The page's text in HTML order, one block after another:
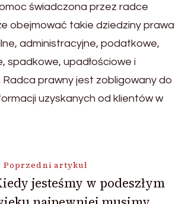
świadczona przez radce
obejmować takie dziedziny prawa
administracyjne, podatkowe,
spadkowe, upadłościowe i
Radca prawny jest zobligowany do
uzyskanych od klientów w
Poprzedni artykuł
jesteśmy w podeszłym